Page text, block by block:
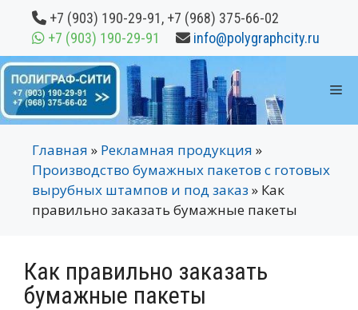
Перейти
содержимому
+7 (903) 190-29-91, +7 (968) 375-66-02
+7 (903) 190-29-91
info@polygraphcity.ru
Главная » Рекламная продукция »
Производство бумажных пакетов с готовых
вырубных штампов и под заказ » Как
правильно заказать бумажные пакеты
Как правильно заказать
бумажные пакеты